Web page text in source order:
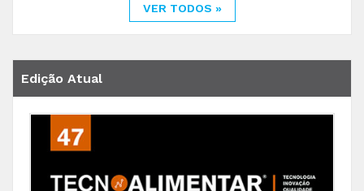
VER TODOS »
Edição Atual